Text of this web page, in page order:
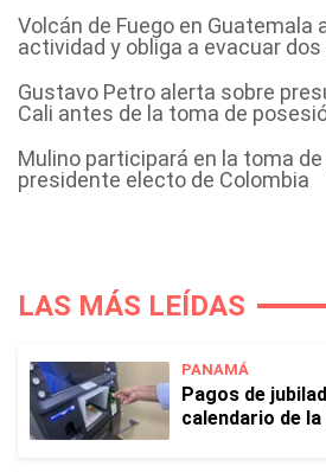
Volcán de Fuego en Guatemala
actividad y obliga a evacuar
Gustavo Petro alerta sobre
Cali antes de la toma de
Mulino participará en la toma de
presidente electo de Colombia
LAS MÁS LEÍDAS
PANAMÁ
Pagos de
calendario de